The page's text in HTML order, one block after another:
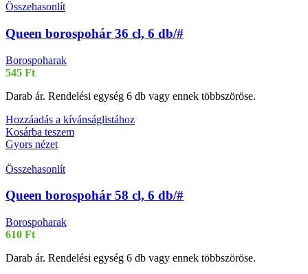
Összehasonlít
Queen borospohár 36 cl, 6 db/#
Borospoharak
545 Ft
Darab ár. Rendelési egység 6 db vagy ennek többszöröse.
Hozzáadás a kívánságlistához
Kosárba teszem
Gyors nézet
Összehasonlít
Queen borospohár 58 cl, 6 db/#
Borospoharak
610 Ft
Darab ár. Rendelési egység 6 db vagy ennek többszöröse.